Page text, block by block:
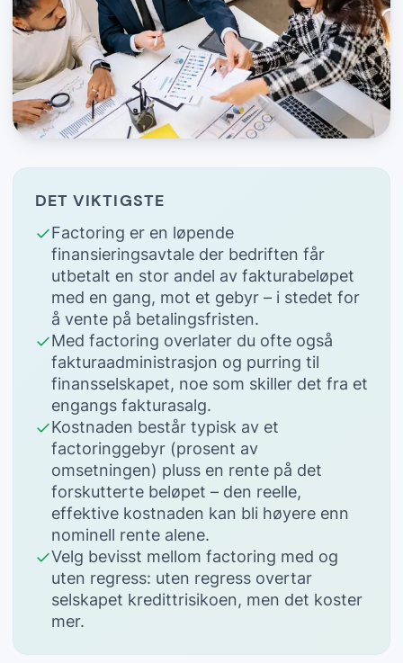
DET VIKTIGSTE
Factoring er en løpende
finansieringsavtale der bedriften får
utbetalt en stor andel av fakturabeløpet
med en gang, mot et gebyr – i stedet for
å vente på betalingsfristen.
Med factoring overlater du ofte også
fakturaadministrasjon og purring til
finansselskapet, noe som skiller det fra et
engangs fakturasalg.
Kostnaden består typisk av et
factoringgebyr (prosent av
omsetningen) pluss en rente på det
forskutterte beløpet – den reelle,
effektive kostnaden kan bli høyere enn
nominell rente alene.
Velg bevisst mellom factoring med og
uten regress: uten regress overtar
selskapet kredittrisikoen, men det koster
mer.